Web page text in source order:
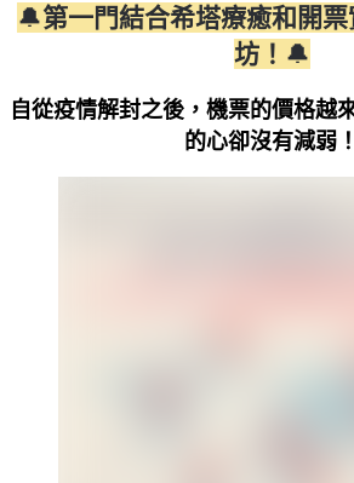
🔔第一門結合希塔療癒和開
坊！ 🔔
自從疫情解封之後，機票的價格越
的心卻沒有減弱！